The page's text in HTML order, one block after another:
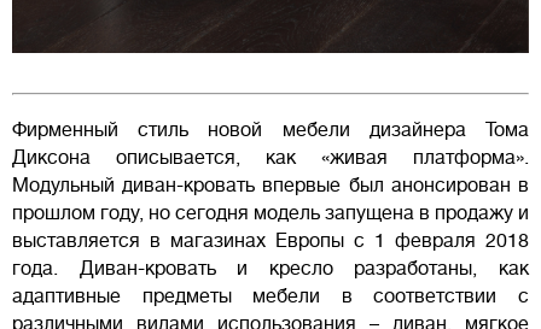
Фирменный стиль новой мебели дизайнера Тома
Диксона описывается, как «живая платформа».
Модульный диван-кровать впервые был анонсирован в
прошлом году, но сегодня модель запущена в продажу и
выставляется в магазинах Европы с 1 февраля 2018
года. Диван-кровать и кресло разработаны, как
адаптивные предметы мебели в соответствии с
различными видами использования – диван, мягкое